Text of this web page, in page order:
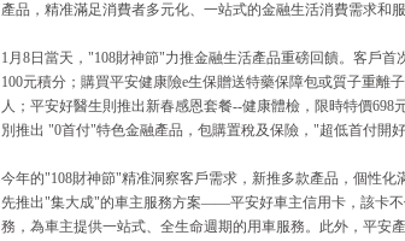
產品，精准滿足消費者多元化、一站式的金融生活消費需求和服
1月8日當天，"108財神節"力推金融生活產品重磅回饋。客戶
100元積分；購買平安健康險e生保贈送特藥保障包或質子重離
人；平安好醫生則推出新春感恩套餐--健康體檢，限時特價
別推出 "0首付"特色金融產品，包購置稅及保險，"超低首付開好
今年的"108財神節"精准洞察客戶需求，新推多款產品，個性
先推出"集大成"的車主服務方案——平安好車主信用卡，該卡
務，為車主提供一站式、全生命週期的用車服務。此外，平